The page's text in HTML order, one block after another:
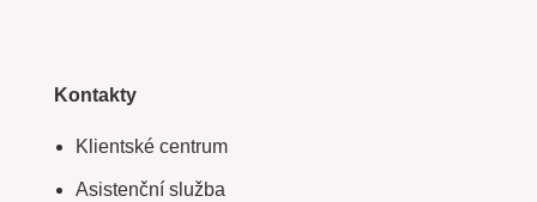
Kontakty
Klientské centrum
Asistenční služba